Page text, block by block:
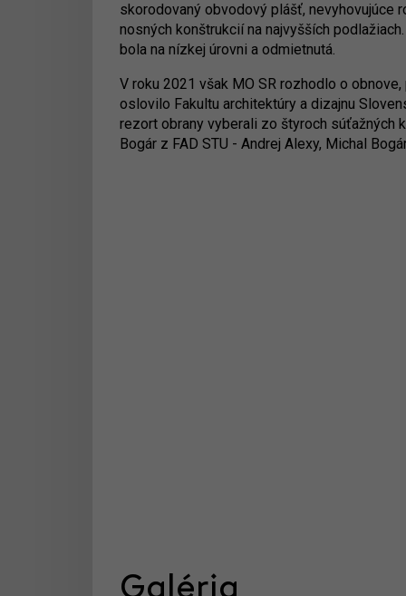
skorodovaný obvodový plášť, nevyhovujúce
nosných konštrukcií na najvyšších
bola na nízkej úrovni a odmietnutá.
V roku 2021 však MO SR rozhodlo o
oslovilo Fakultu architektúry a dizajnu
rezort obrany vyberali zo štyroch súťažných
Bogár z FAD STU - Andrej Alexy, Michal